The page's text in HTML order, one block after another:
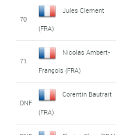
70
Jules Clement
(FRA)
71
Nicolas Ambert-
François (FRA)
DNF
Corentin Bautrait
(FRA)